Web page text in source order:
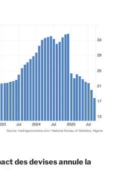
des devises annule la